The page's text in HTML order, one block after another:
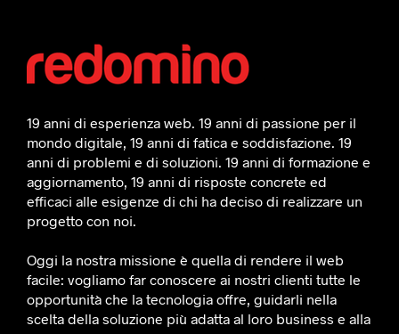
19 anni di esperienza web. 19 anni di passione per il
mondo digitale, 19 anni di fatica e soddisfazione. 19
anni di problemi e di soluzioni. 19 anni di formazione e
aggiornamento, 19 anni di risposte concrete ed
efficaci alle esigenze di chi ha deciso di realizzare un
progetto con noi.
Oggi la nostra missione è quella di rendere il web
facile: vogliamo far conoscere ai nostri clienti tutte le
opportunità che la tecnologia offre, guidarli nella
scelta della soluzione più adatta al loro business e alla